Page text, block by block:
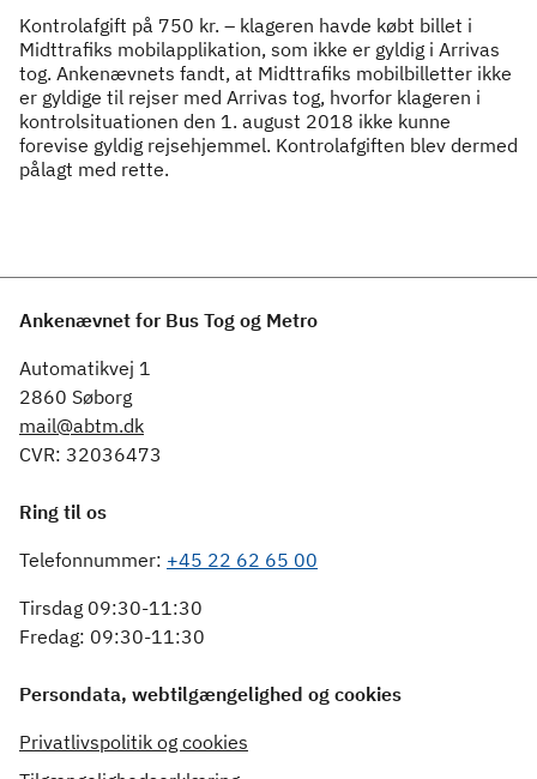
Kontrolafgift på 750 kr. – klageren havde købt billet i
Midttrafiks mobilapplikation, som ikke er gyldig i Arrivas
tog. Ankenævnets fandt, at Midttrafiks mobilbilletter ikke
er gyldige til rejser med Arrivas tog, hvorfor klageren i
kontrolsituationen den 1. august 2018 ikke kunne
forevise gyldig rejsehjemmel. Kontrolafgiften blev dermed
pålagt med rette.
Ankenævnet for Bus Tog og Metro
Automatikvej 1
2860 Søborg
mail@abtm.dk
CVR: 32036473
Ring til os
Telefonnummer: +45 22 62 65 00
Tirsdag 09:30-11:30
Fredag: 09:30-11:30
Persondata, webtilgængelighed og cookies
Privatlivspolitik og cookies